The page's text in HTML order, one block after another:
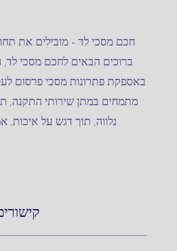
חכם מסכי לד – מובילים את
ברוכים הבאים לחכם מסכי לד,
באספקת פתרונות מסכי פרסום
מתמחים במתן שירותי התקנה,
נלווה, תוך דגש על איכות,